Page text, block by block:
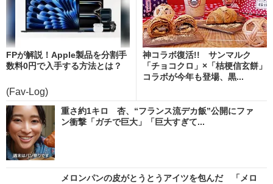
FPが解説！Apple製品を分割手
数料0円で入手する方法とは？
(Fav-Log)
神コラボ復活!! サンマルク
「チョコクロ」×「桔梗信玄餅」
コラボが今年も登場、黒...
重さ約1キロ 杏、“フランス流デカ飯”公開にファ
ン衝撃「ガチで巨大」「巨大すぎて...
メロンパンの皮がとうとうアイツを包んだ 「メロ